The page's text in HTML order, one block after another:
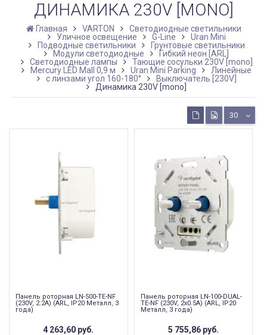
ДИНАМИКА 230V [MONO]
Главная VARTON
Светодиодные светильники
Уличное освещение
G-Line
Uran Mini
Подводные светильники
Грунтовые светильники
Модули светодиодные
Гибкий неон [ARL]
Светодиодные лампы
Тающие сосульки 230V [mono]
Mercury LED Mall 0,9 м
Uran Mini Parking
Линейные
с линзами угол 160-180°
Выключатель [230V]
Динамика 230V [mono]
30
Панель роторная LN-500-TE-NF
(230V, 2.2A) (ARL, IP20 Металл, 3
года)
4 263,60 руб.
Панель роторная LN-100-DUAL-
TE-NF (230V, 2x0.5A) (ARL, IP20
Металл, 3 года)
5 755,86 руб.